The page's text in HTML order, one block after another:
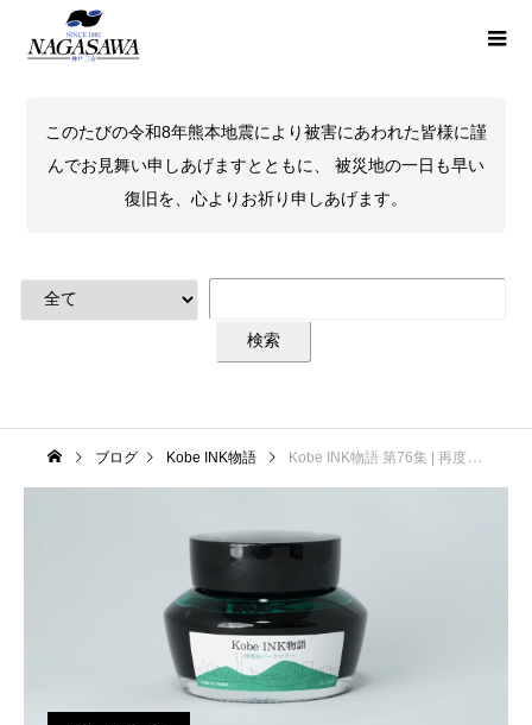
このたびの令和8年熊本地震により被害にあわれた皆様に謹
んでお見舞い申しあげますとともに、 被災地の一日も早い
復旧を、心よりお祈り申しあげます。
ブログ Kobe INK物語 Kobe INK物語 第76集 | 再度山パークツリー